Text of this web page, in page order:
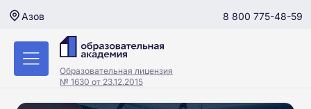
Азов 8 800 775-48-59
Образовательная лицензия
№ 1630 от 23.12.2015